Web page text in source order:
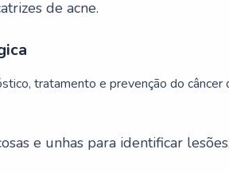
de acne.
tratamento e prevenção do câncer
e unhas para identificar